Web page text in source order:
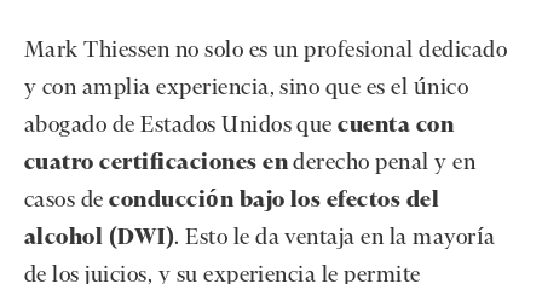
Mark Thiessen no solo es un profesional dedicado
y con amplia experiencia, sino que es el único
abogado de Estados Unidos quecuenta con
cuatro certificaciones en derecho penal y en
casos deconducción bajo los efectos del
alcohol (DWI). Esto le da ventaja en la mayoría
de los juicios, y su experiencia le permite